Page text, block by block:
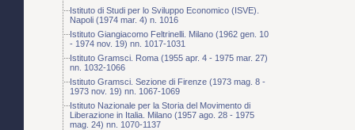
Istituto di Studi per lo Sviluppo Economico (ISVE).
Napoli (1974 mar. 4) n. 1016
Istituto Giangiacomo Feltrinelli. Milano (1962 gen. 10
- 1974 nov. 19) nn. 1017-1031
Istituto Gramsci. Roma (1955 apr. 4 - 1975 mar. 27)
nn. 1032-1066
Istituto Gramsci. Sezione di Firenze (1973 mag. 8 -
1973 nov. 19) nn. 1067-1069
Istituto Nazionale per la Storia del Movimento di
Liberazione in Italia. Milano (1957 ago. 28 - 1975
mag. 24) nn. 1070-1137